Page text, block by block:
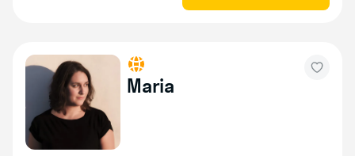
Maria